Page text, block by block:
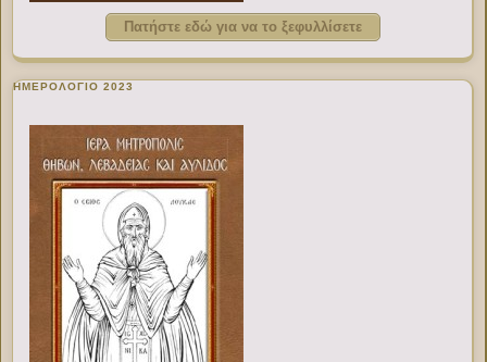
Πατήστε εδώ για να το ξεφυλλίσετε
ΗΜΕΡΟΛΟΓΙΟ 2023